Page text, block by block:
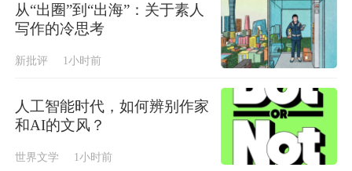
从“出圈”到“出海”：关于素人
写作的冷思考
新批评 1小时前
人工智能时代，如何辨别作家
和AI的文风？
世界文学 1小时前